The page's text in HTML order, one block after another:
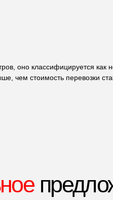
оно классифицируется как
чем стоимость перевозки
предложение